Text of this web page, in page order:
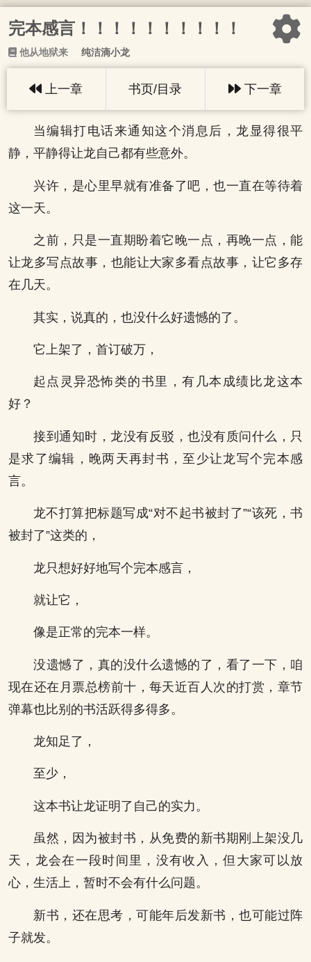
完本感言！！！！！！！！！！
他从地狱来 纯洁滴小龙
上一章 书页/目录 下一章
当编辑打电话来通知这个消息后，龙显得很平
静，平静得让龙自己都有些意外。
兴许，是心里早就有准备了吧，也一直在等待着
这一天。
之前，只是一直期盼着它晚一点，再晚一点，能
让龙多写点故事，也能让大家多看点故事，让它多存
在几天。
其实，说真的，也没什么好遗憾的了。
它上架了，首订破万，
起点灵异恐怖类的书里，有几本成绩比龙这本
好？
接到通知时，龙没有反驳，也没有质问什么，只
是求了编辑，晚两天再封书，至少让龙写个完本感
言。
龙不打算把标题写成“对不起书被封了”“该死，书
被封了”这类的，
龙只想好好地写个完本感言，
就让它，
像是正常的完本一样。
没遗憾了，真的没什么遗憾的了，看了一下，咱
现在还在月票总榜前十，每天近百人次的打赏，章节
弹幕也比别的书活跃得多得多。
龙知足了，
至少，
这本书让龙证明了自己的实力。
虽然，因为被封书，从免费的新书期刚上架没几
天，龙会在一段时间里，没有收入，但大家可以放
心，生活上，暂时不会有什么问题。
新书，还在思考，可能年后发新书，也可能过阵
子就发。